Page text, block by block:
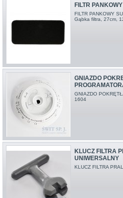
FILTR
FILTR PANKOWY
Gąbka filtra, 27cm,
GNIAZDO
GNIAZDO
1604
KLUCZ FILTRA
UNIWERSALNY
KLUCZ FILTRA